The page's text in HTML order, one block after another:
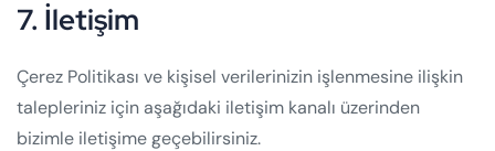
7. İletişim
Çerez Politikası ve kişisel verilerinizin işlenmesine ilişkin
talepleriniz için aşağıdaki iletişim kanalı üzerinden
bizimle iletişime geçebilirsiniz.